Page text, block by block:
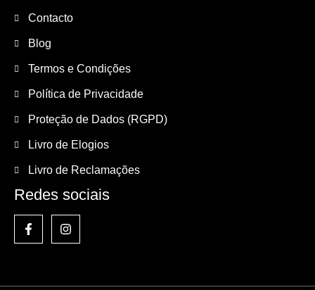
Contacto
Blog
Termos e Condições
Política de Privacidade
Proteção de Dados (RGPD)
Livro de Elogios
Livro de Reclamações
Redes sociais